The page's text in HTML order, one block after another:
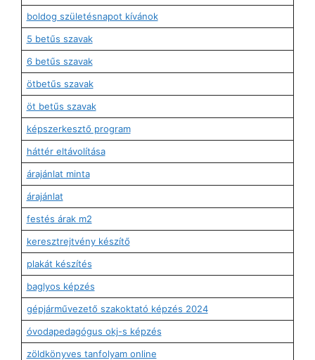
boldog születésnapot kívánok
5 betűs szavak
6 betűs szavak
ötbetűs szavak
öt betűs szavak
képszerkesztő program
háttér eltávolítása
árajánlat minta
árajánlat
festés árak m2
keresztrejtvény készítő
plakát készítés
baglyos képzés
gépjárművezető szakoktató képzés 2024
óvodapedagógus okj-s képzés
zöldkönyves tanfolyam online